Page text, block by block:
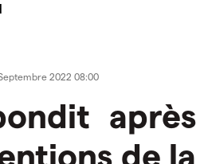
2022 08:00
après
de la